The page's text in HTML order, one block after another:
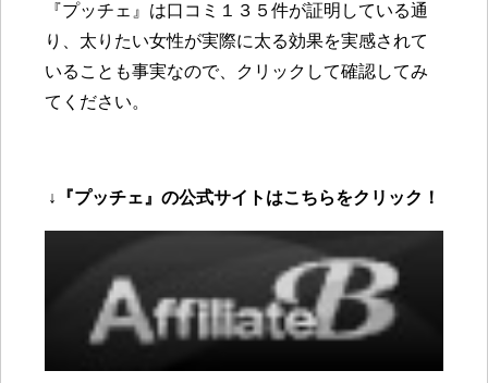
『プッチェ』は口コミ１３５件が証明している通
り、太りたい女性が実際に太る効果を実感されて
いることも事実なので、クリックして確認してみ
てください。
↓『プッチェ』の公式サイトはこちらをクリック！